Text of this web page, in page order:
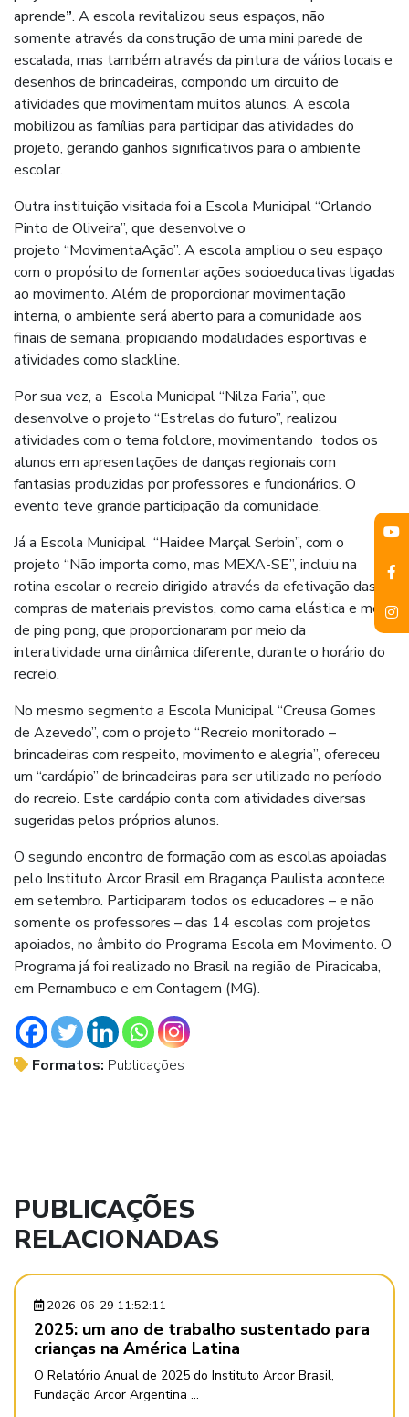
aprende”. A escola revitalizou seus espaços, não
somente através da construção de uma mini parede de
escalada, mas também através da pintura de vários locais e
desenhos de brincadeiras, compondo um circuito de
atividades que movimentam muitos alunos. A escola
mobilizou as famílias para participar das atividades do
projeto, gerando ganhos significativos para o ambiente
escolar.
Outra instituição visitada foi a Escola Municipal “Orlando
Pinto de Oliveira”, que desenvolve o
projeto “MovimentaAção”. A escola ampliou o seu espaço
com o propósito de fomentar ações socioeducativas ligadas
ao movimento. Além de proporcionar movimentação
interna, o ambiente será aberto para a comunidade aos
finais de semana, propiciando modalidades esportivas e
atividades como slackline.
Por sua vez, a Escola Municipal “Nilza Faria”, que
desenvolve o projeto “Estrelas do futuro”, realizou
atividades com o tema folclore, movimentando todos os
alunos em apresentações de danças regionais com
fantasias produzidas por professores e funcionários. O
evento teve grande participação da comunidade.
Já a Escola Municipal “Haidee Marçal Serbin”, com o
projeto “Não importa como, mas MEXA-SE”, incluiu na
rotina escolar o recreio dirigido através da efetivação das
compras de materiais previstos, como cama elástica e mesa
de ping pong, que proporcionaram por meio da
interatividade uma dinâmica diferente, durante o horário do
recreio.
No mesmo segmento a Escola Municipal “Creusa Gomes
de Azevedo”, com o projeto “Recreio monitorado –
brincadeiras com respeito, movimento e alegria”, ofereceu
um “cardápio” de brincadeiras para ser utilizado no período
do recreio. Este cardápio conta com atividades diversas
sugeridas pelos próprios alunos.
O segundo encontro de formação com as escolas apoiadas
pelo Instituto Arcor Brasil em Bragança Paulista acontece
em setembro. Participaram todos os educadores – e não
somente os professores – das 14 escolas com projetos
apoiados, no âmbito do Programa Escola em Movimento. O
Programa já foi realizado no Brasil na região de Piracicaba,
em Pernambuco e em Contagem (MG).
Formatos: Publicações
PUBLICAÇÕES
RELACIONADAS
2026-06-29 11:52:11
2025: um ano de trabalho sustentado para
crianças na América Latina
O Relatório Anual de 2025 do Instituto Arcor Brasil,
Fundação Arcor Argentina ...